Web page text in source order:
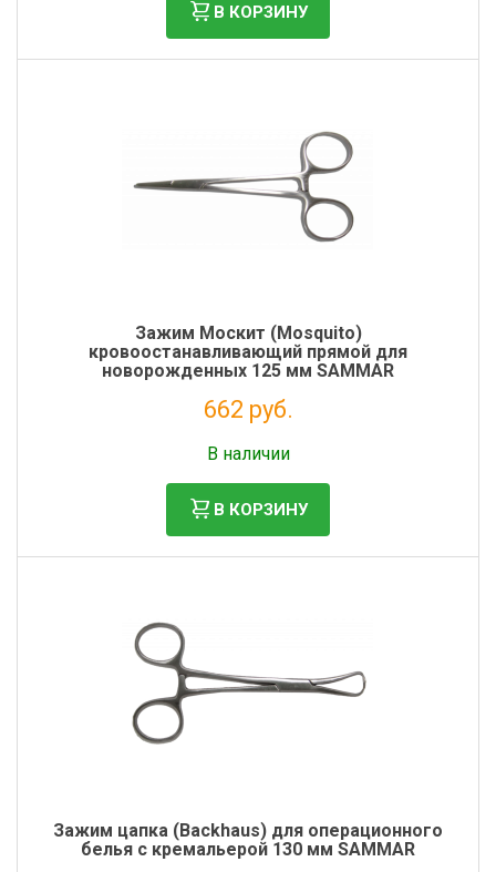
В КОРЗИНУ
Зажим Москит (Mosquito)
кровоостанавливающий прямой для
новорожденных 125 мм SAMMAR
662 руб.
В наличии
В КОРЗИНУ
Зажим цапка (Backhaus) для операционного
белья с кремальерой 130 мм SAMMAR